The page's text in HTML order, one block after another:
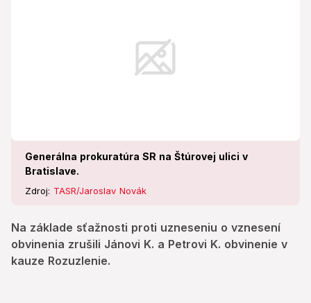
Generálna prokuratúra SR na Štúrovej ulici v
Bratislave.
Zdroj: TASR/Jaroslav Novák
Na základe sťažnosti proti uzneseniu o vznesení
obvinenia zrušili Jánovi K. a Petrovi K. obvinenie v
kauze Rozuzlenie.